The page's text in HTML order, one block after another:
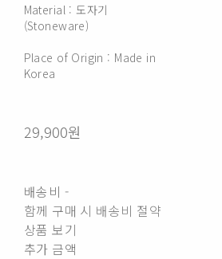
Material : 도자기
(Stoneware)
Place of Origin : Made in
Korea
29,900원
배송비 -
함께 구매 시 배송비 절약
상품 보기
추가 금액